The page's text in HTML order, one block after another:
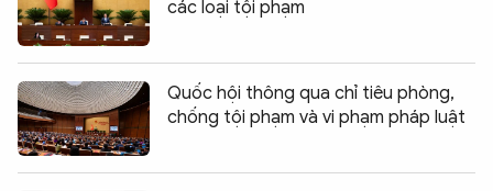
các loại tội phạm
Quốc hội thông qua chỉ tiêu phòng,
chống tội phạm và vi phạm pháp luật